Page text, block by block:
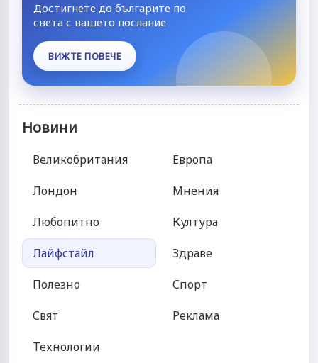
Достигнете до българите по
света с вашето послание
ВИЖТЕ ПОВЕЧЕ
Новини
Великобритания
Лондон
Любопитно
Лайфстайл
Полезно
Свят
Технологии
Европа
Мнения
Култура
Здраве
Спорт
Реклама